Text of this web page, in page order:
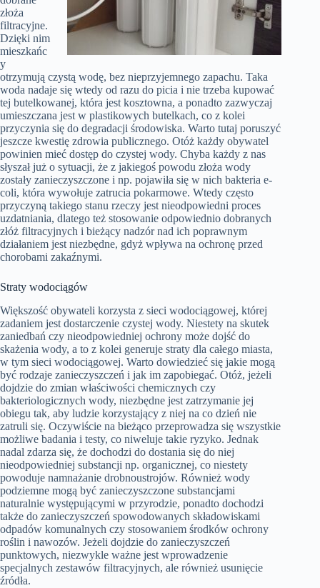
złoża
filtracyjne.
Dzięki nim
mieszkańc
y
otrzymują czystą wodę, bez nieprzyjemnego zapachu. Taka
woda nadaje się wtedy od razu do picia i nie trzeba kupować
tej butelkowanej, która jest kosztowna, a ponadto zazwyczaj
umieszczana jest w plastikowych butelkach, co z kolei
przyczynia się do degradacji środowiska. Warto tutaj poruszyć
jeszcze kwestię zdrowia publicznego. Otóż każdy obywatel
powinien mieć dostęp do czystej wody. Chyba każdy z nas
słyszał już o sytuacji, że z jakiegoś powodu złoża wody
zostały zanieczyszczone i np. pojawiła się w nich bakteria e-
coli, która wywołuje zatrucia pokarmowe. Wtedy często
przyczyną takiego stanu rzeczy jest nieodpowiedni proces
uzdatniania, dlatego też stosowanie odpowiednio dobranych
złóż filtracyjnych i bieżący nadzór nad ich poprawnym
działaniem jest niezbędne, gdyż wpływa na ochronę przed
chorobami zakaźnymi.
Straty wodociągów
Większość obywateli korzysta z sieci wodociągowej, której
zadaniem jest dostarczenie czystej wody. Niestety na skutek
zaniedbań czy nieodpowiedniej ochrony może dojść do
skażenia wody, a to z kolei generuje straty dla całego miasta,
w tym sieci wodociągowej. Warto dowiedzieć się jakie mogą
być rodzaje zanieczyszczeń i jak im zapobiegać. Otóż, jeżeli
dojdzie do zmian właściwości chemicznych czy
bakteriologicznych wody, niezbędne jest zatrzymanie jej
obiegu tak, aby ludzie korzystający z niej na co dzień nie
zatruli się. Oczywiście na bieżąco przeprowadza się wszystkie
możliwe badania i testy, co niweluje takie ryzyko. Jednak
nadal zdarza się, że dochodzi do dostania się do niej
nieodpowiedniej substancji np. organicznej, co niestety
powoduje namnażanie drobnoustrojów. Również wody
podziemne mogą być zanieczyszczone substancjami
naturalnie występującymi w przyrodzie, ponadto dochodzi
także do zanieczyszczeń spowodowanych składowiskami
odpadów komunalnych czy stosowaniem środków ochrony
roślin i nawozów. Jeżeli dojdzie do zanieczyszczeń
punktowych, niezwykle ważne jest wprowadzenie
specjalnych zestawów filtracyjnych, ale również usunięcie
źródła.